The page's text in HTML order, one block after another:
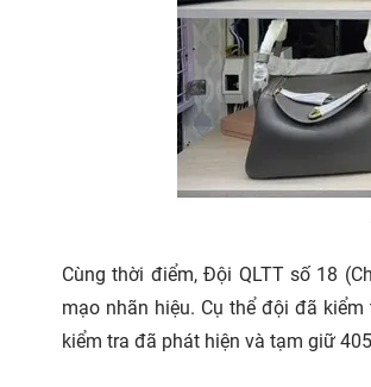
Cùng thời điểm, Đội QLTT số 18
mạo nhãn hiệu. Cụ thể đội đã
kiểm tra đã phát hiện và tạm giữ